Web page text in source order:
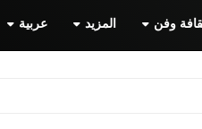
وفن المزيد عربية